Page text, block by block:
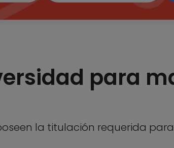
para
la titulación requerida